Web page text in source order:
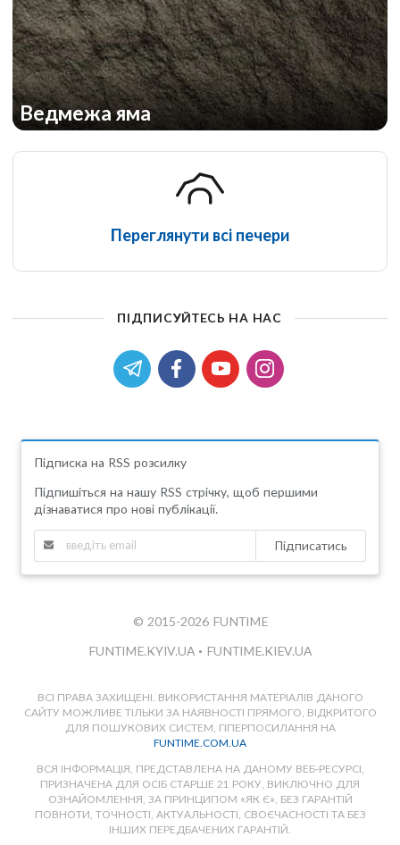
Ведмежа яма
Переглянути всі печери
ПІДПИСУЙТЕСЬ НА НАС
Підписка на RSS розсилку
Підпишіться на нашу RSS стрічку, щоб першими
дізнаватися про нові публікації.
Підписатись
© 2015-2026 FUNTIME
FUNTIME.KYIV.UA • FUNTIME.KIEV.UA
ВСІ ПРАВА ЗАХИЩЕНІ. ВИКОРИСТАННЯ МАТЕРІАЛІВ ДАНОГО
САЙТУ МОЖЛИВЕ ТІЛЬКИ ЗА НАЯВНОСТІ ПРЯМОГО, ВІДКРИТОГО
ДЛЯ ПОШУКОВИХ СИСТЕМ, ГІПЕРПОСИЛАННЯ НА
FUNTIME.COM.UA
ВСЯ ІНФОРМАЦІЯ, ПРЕДСТАВЛЕНА НА ДАНОМУ ВЕБ-РЕСУРСІ,
ПРИЗНАЧЕНА ДЛЯ ОСІБ СТАРШЕ 21 РОКУ, ВИКЛЮЧНО ДЛЯ
ОЗНАЙОМЛЕННЯ, ЗА ПРИНЦИПОМ «ЯК Є», БЕЗ ГАРАНТІЙ
ПОВНОТИ, ТОЧНОСТІ, АКТУАЛЬНОСТІ, СВОЄЧАСНОСТІ ТА БЕЗ
ІНШИХ ПЕРЕДБАЧЕНИХ ГАРАНТІЙ.